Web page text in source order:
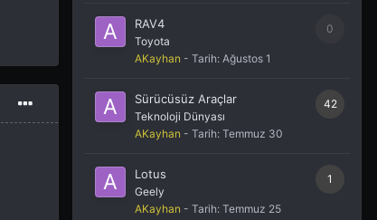
0
RAV4
Toyota
AKayhan - Tarih: Ağustos 1
42
Sürücüsüz Araçlar
Teknoloji Dünyası
AKayhan - Tarih: Temmuz 30
1
Lotus
Geely
AKayhan - Tarih: Temmuz 25